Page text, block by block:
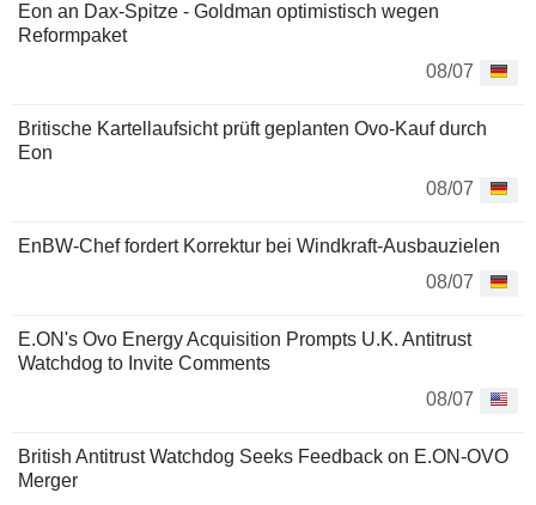
Eon an Dax-Spitze - Goldman optimistisch wegen
Reformpaket
08/07
Britische Kartellaufsicht prüft geplanten Ovo-Kauf durch
Eon
08/07
EnBW-Chef fordert Korrektur bei Windkraft-Ausbauzielen
08/07
E.ON's Ovo Energy Acquisition Prompts U.K. Antitrust
Watchdog to Invite Comments
08/07
British Antitrust Watchdog Seeks Feedback on E.ON-OVO
Merger